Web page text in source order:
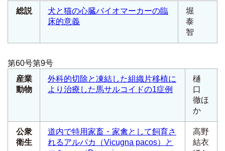
総説
犬と猫の心臓バイオマーカーの臨
床的意義
堀
泰
智
第60号第9号
産業
動物
外科的切除と凍結した組織片移植に
より治療した馬サルコイドの1症例
樋
口
徹ほ
か
公衆
衛生
道内で特用家畜・家禽として飼育さ
れるアルパカ（Vicugna pacos）と
高野
結衣